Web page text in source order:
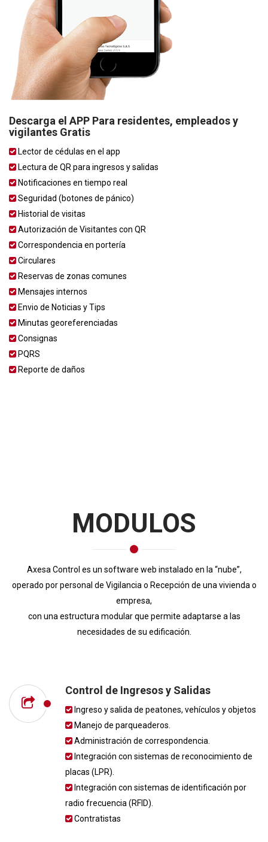
Descarga el APP Para residentes, empleados y
vigilantes Gratis
Lector de cédulas en el app
Lectura de QR para ingresos y salidas
Notificaciones en tiempo real
Seguridad (botones de pánico)
Historial de visitas
Autorización de Visitantes con QR
Correspondencia en portería
Circulares
Reservas de zonas comunes
Mensajes internos
Envio de Noticias y Tips
Minutas georeferenciadas
Consignas
PQRS
Reporte de daños
MODULOS
Axesa Control es un software web instalado en la “nube”,
operado por personal de Vigilancia o Recepción de una vivienda o
empresa,
con una estructura modular que permite adaptarse a las
necesidades de su edificación.
Control de Ingresos y Salidas
Ingreso y salida de peatones, vehículos y objetos
Manejo de parqueaderos.
Administración de correspondencia.
Integración con sistemas de reconocimiento de
placas (LPR).
Integración con sistemas de identificación por
radio frecuencia (RFID).
Contratistas